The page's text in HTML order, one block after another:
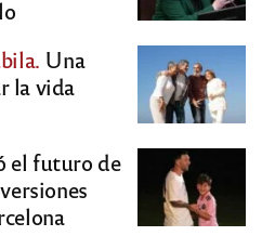
Una
la vida
el futuro de